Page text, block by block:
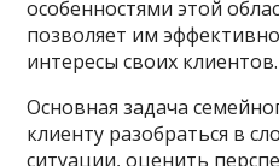
особенностями этой
позволяет им
интересы своих клиентов.
Основная задача
клиенту разобраться в
ситуации, оценить